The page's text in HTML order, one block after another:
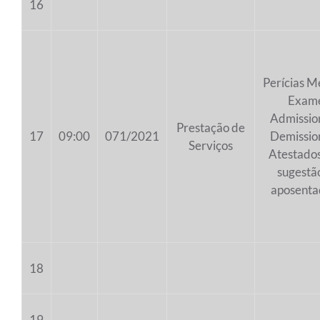
16
17 09:00 071/2021
Prestação de
Serviços
Perícias
18